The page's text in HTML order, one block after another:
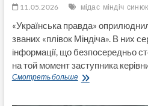
11.05.2026 мідас міндіч синюк
«Українська правда»
званих «плівок Міндіча». В них
інформації, що безпосередньо
на той момент заступника
Смотреть большеЧи